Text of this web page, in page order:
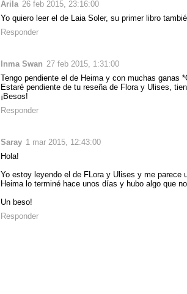
Arila 26 feb 2015, 23:16:00
Yo quiero leer el de Laia Soler, su primer libro
Responder
Inma Swan 27 feb 2015, 1:31:00
Tengo pendiente el de Heima y con muchas ganas
Estaré pendiente de tu reseña de Flora y Ulises,
¡Besos!
Responder
Saray 1 mar 2015, 12:43:00
Hola!
Yo estoy leyendo el de FLora y Ulises y me parece
Heima lo terminé hace unos días y hubo algo que
Un beso!
Responder